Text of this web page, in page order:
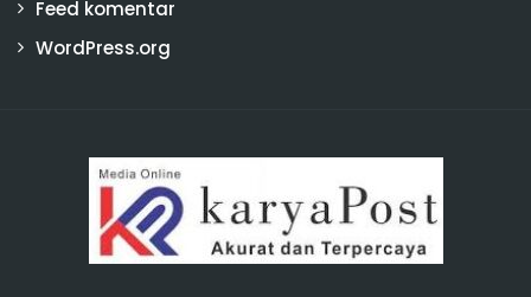
Feed komentar
WordPress.org